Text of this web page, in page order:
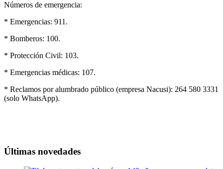
Números de emergencia:
* Emergencias: 911.
* Bomberos: 100.
* Protección Civil: 103.
* Emergencias médicas: 107.
* Reclamos por alumbrado público (empresa Nacusi): 264 580 3331
(solo WhatsApp).
Últimas novedades